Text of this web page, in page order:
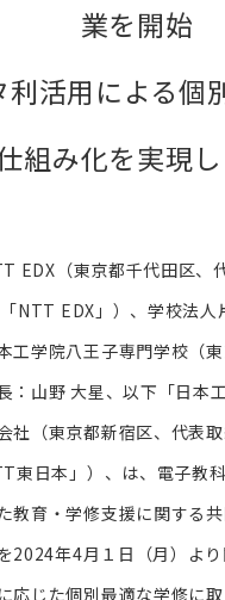
業を開始
利活用による個
組み化を実現
EDX（東京都千代田区、
NTT EDX」）、学校法人
工学院八王子専門学校（
：山野 大星、以下「日本
社（東京都新宿区、代表
東日本」）、は、電子教
教育・学修支援に関する共
2024年4月１日（月）よ
応じた個別最適な学修に取